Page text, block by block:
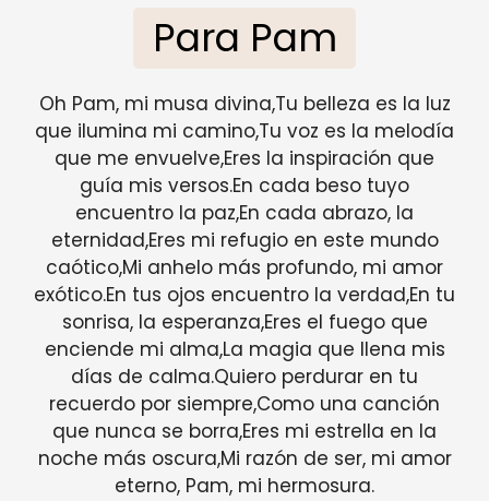
Para Pam
Oh Pam, mi musa divina,Tu belleza es la luz
que ilumina mi camino,Tu voz es la melodía
que me envuelve,Eres la inspiración que
guía mis versos.En cada beso tuyo
encuentro la paz,En cada abrazo, la
eternidad,Eres mi refugio en este mundo
caótico,Mi anhelo más profundo, mi amor
exótico.En tus ojos encuentro la verdad,En tu
sonrisa, la esperanza,Eres el fuego que
enciende mi alma,La magia que llena mis
días de calma.Quiero perdurar en tu
recuerdo por siempre,Como una canción
que nunca se borra,Eres mi estrella en la
noche más oscura,Mi razón de ser, mi amor
eterno, Pam, mi hermosura.